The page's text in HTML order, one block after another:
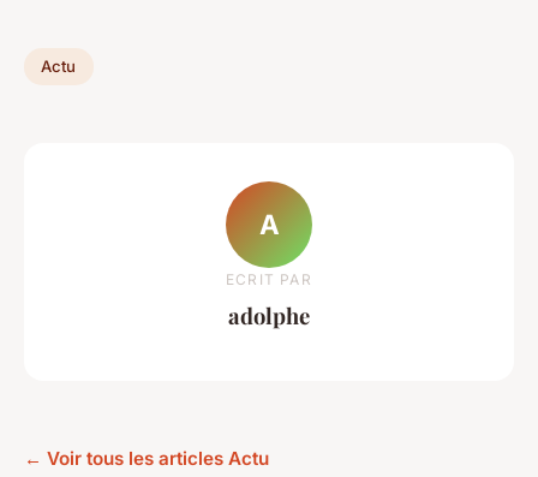
Actu
A
ECRIT PAR
adolphe
← Voir tous les articles Actu